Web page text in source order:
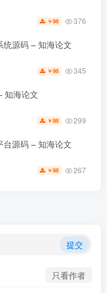
￥98 376
源码 – 知海论文
￥98 345
知海论文
￥98 299
源码 – 知海论文
￥98 267
提交
只看作者